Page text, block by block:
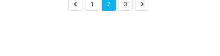
1 2 3